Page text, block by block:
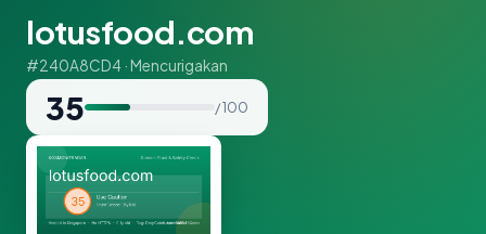
lotusfood.com
#240A8CD4 · Mencurigakan
35 / 100